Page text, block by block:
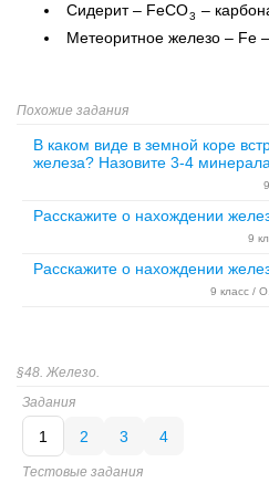
Сидерит – FeCO3 –
Метеоритное железо – Fe
Похожие задания
В каком виде в земной коре
железа? Назовите 3-4 минерала.
Расскажите о нахождении
9
Расскажите о нахождении
9 класс /
§48. Железо.
Задания
1 2 3 4
Тестовые задания